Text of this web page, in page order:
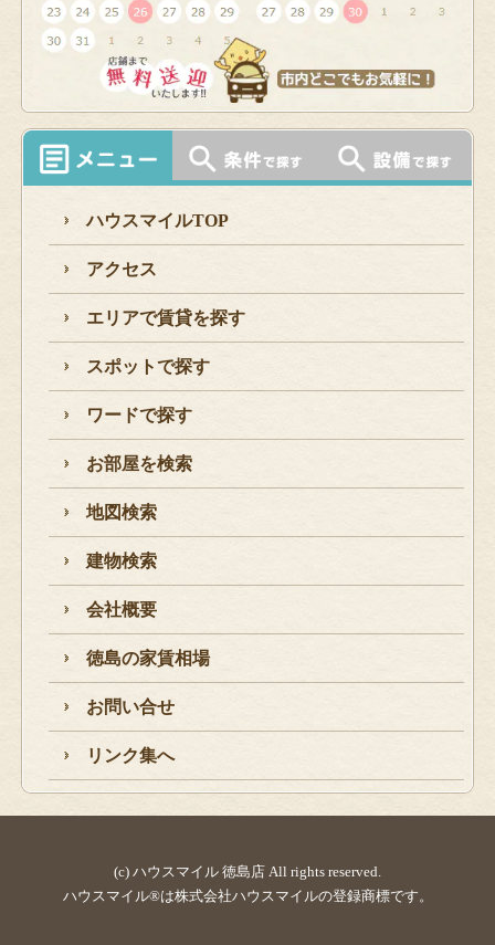
ハウスマイルTOP
アクセス
エリアで賃貸を探す
スポットで探す
ワードで探す
お部屋を検索
地図検索
建物検索
会社概要
徳島の家賃相場
お問い合せ
リンク集へ
(c) ハウスマイル 徳島店 All rights reserved.
ハウスマイル®は株式会社ハウスマイルの登録商標です。